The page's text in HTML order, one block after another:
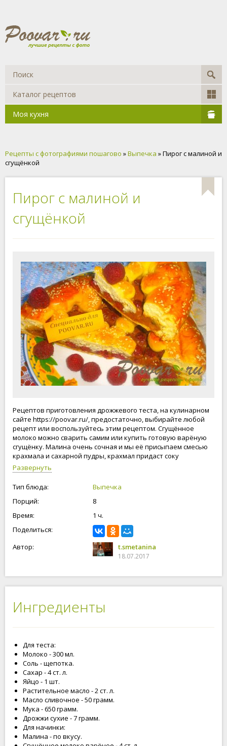
Каталог рецептов
Моя кухня
Рецепты с фотографиями пошагово »Выпечка » Пирог с малиной и
сгущёнкой
Пирог с малиной и
сгущёнкой
Рецептов приготовления дрожжевого теста, на кулинарном
сайте https://poovar.ru/, предостаточно, выбирайте любой
рецепт или воспользуйтесь этим рецептом. Сгущённое
молоко можно сварить самим или купить готовую варёную
сгущёнку. Малина очень сочная и мы её присыпаем смесью
крахмала и сахарной пудры, крахмал придаст соку
желеобразное состояние, а сахарная пудра придаст малине
сладость. Формовку пирога можно делать по своему
желанию, а можно воспользоваться и моим предложением.
Приступим к приготовлению пирога с малиной и сгущенкой!
Развернуть
Тип блюда:
Выпечка
Порций:
8
Время:
1 ч.
Поделиться:
Автор:
t.smetanina
18.07.2017
Ингредиенты
Для теста:
Молоко - 300 мл.
Соль - щепотка.
Сахар - 4 ст. л.
Яйцо - 1 шт.
Растительное масло - 2 ст. л.
Масло сливочное - 50 грамм.
Мука - 650 грамм.
Дрожжи сухие - 7 грамм.
Для начинки:
Малина - по вкусу.